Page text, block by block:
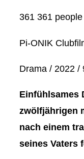
361 361
Pi-ONIK
Drama / 2022 /
Einfühlsames
zwölfjährigen
nach einem
seines Vaters